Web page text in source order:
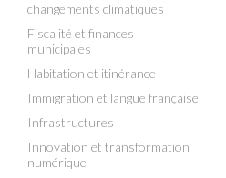
changements climatiques
Fiscalité et finances
municipales
Habitation et itinérance
Immigration et langue française
Infrastructures
Innovation et transformation
numérique